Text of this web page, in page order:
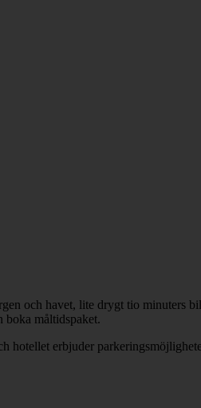
och havet, lite drygt tio minuters
boka måltidspaket.
hotellet erbjuder